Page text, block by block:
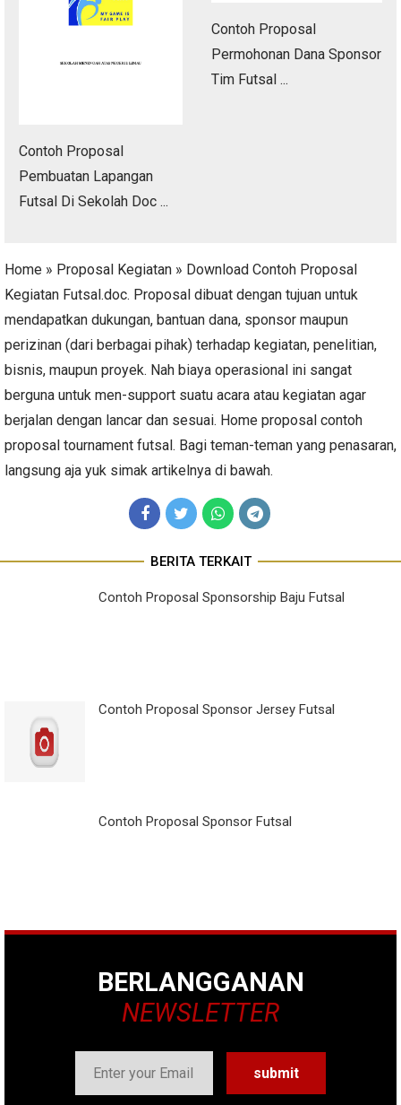
Contoh Proposal
Pembuatan Lapangan
Futsal Di Sekolah Doc ...
Contoh Proposal
Permohonan Dana Sponsor
Tim Futsal ...
Home » Proposal Kegiatan » Download Contoh Proposal
Kegiatan Futsal.doc. Proposal dibuat dengan tujuan untuk
mendapatkan dukungan, bantuan dana, sponsor maupun
perizinan (dari berbagai pihak) terhadap kegiatan, penelitian,
bisnis, maupun proyek. Nah biaya operasional ini sangat
berguna untuk men-support suatu acara atau kegiatan agar
berjalan dengan lancar dan sesuai. Home proposal contoh
proposal tournament futsal. Bagi teman-teman yang penasaran,
langsung aja yuk simak artikelnya di bawah.
BERITA TERKAIT
Contoh Proposal Sponsorship Baju Futsal
Contoh Proposal Sponsor Jersey Futsal
Contoh Proposal Sponsor Futsal
BERLANGGANAN
NEWSLETTER